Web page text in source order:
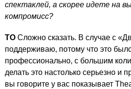
спектаклей, а скорее идете на
компромисс?
ТО Сложно сказать. В случае с
поддерживаю, потому что это
профессионально, с большим
делать это настолько серьезно и
вы говорите у вас показывает